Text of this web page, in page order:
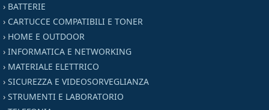
› BATTERIE
› CARTUCCE COMPATIBILI E TONER
› HOME E OUTDOOR
› INFORMATICA E NETWORKING
› MATERIALE ELETTRICO
› SICUREZZA E VIDEOSORVEGLIANZA
› STRUMENTI E LABORATORIO